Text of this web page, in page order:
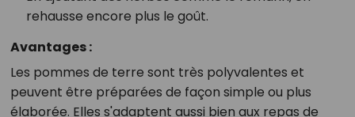
rehausse encore plus le goût.
Avantages :
Les pommes de terre sont très polyvalentes et
peuvent être préparées de façon simple ou plus
élaborée. Elles s'adaptent aussi bien aux repas de